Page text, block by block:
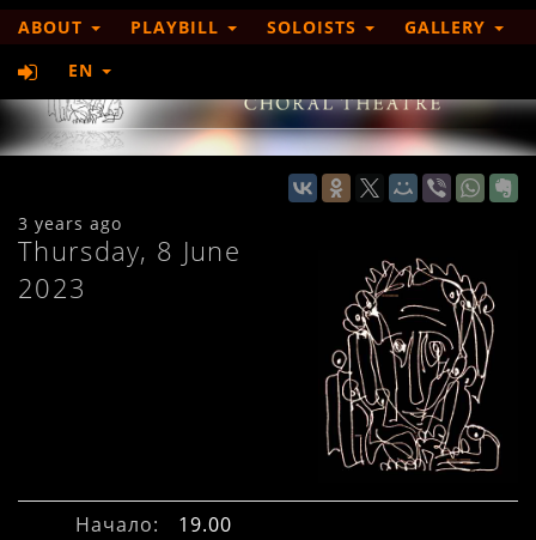
ABOUT PLAYBILL SOLOISTS
GALLERY
EN
3 years ago
Thursday, 8 June
2023
Начало:
19.00